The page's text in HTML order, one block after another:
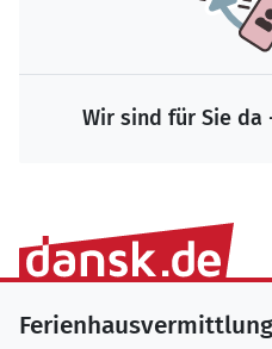
Wir sind für Sie da